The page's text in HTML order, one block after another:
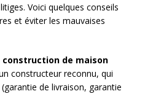
Voici quelques conseils
et éviter les mauvaises
de maison
constructeur reconnu, qui
de livraison, garantie